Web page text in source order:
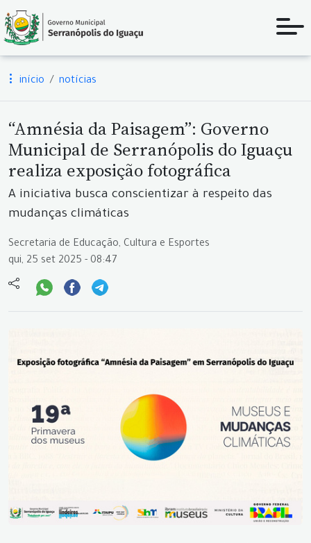
início notícias
“Amnésia da Paisagem”: Governo
Municipal de Serranópolis do Iguaçu
realiza exposição fotográfica
A iniciativa busca conscientizar à respeito das
mudanças climáticas
Secretaria de Educação, Cultura e Esportes
qui, 25 set 2025 - 08:47